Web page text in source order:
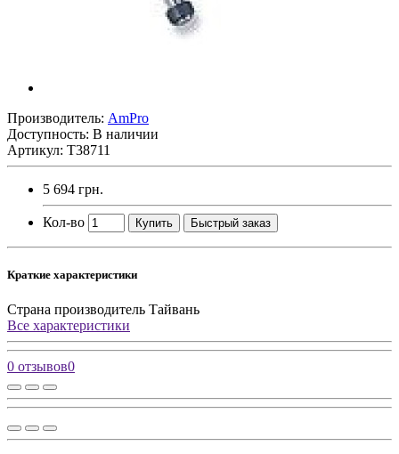
Производитель: AmPro
Доступность: В наличии
Артикул: T38711
5 694 грн.
Кол-во Купить Быстрый заказ
Краткие характеристики
Страна производитель Тайвань
Все характеристики
0 отзывов0